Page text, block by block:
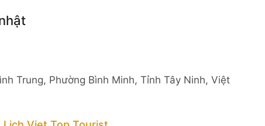
Trung, Phường Bình Minh, Tỉnh Tây Ninh, Việt